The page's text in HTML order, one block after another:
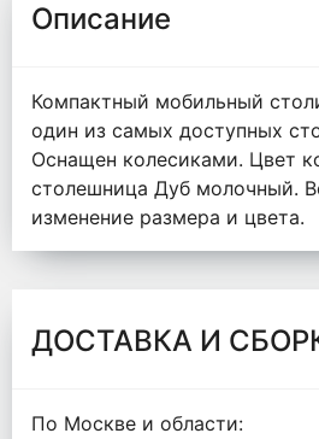
Описание
Компактный мобильный
один из самых доступных
Оснащен колесиками. Цвет
столешница Дуб молочный.
изменение размера и цвета.
ДОСТАВКА И
По Москве и области: